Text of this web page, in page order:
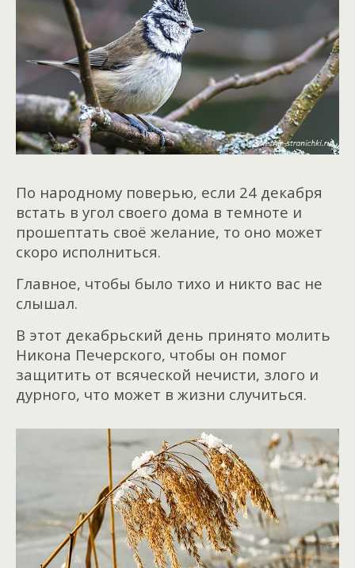
По народному поверью, если 24 декабря
встать в угол своего дома в темноте и
прошептать своё желание, то оно может
скоро исполниться.
Главное, чтобы было тихо и никто вас не
слышал.
В этот декабрьский день принято молить
Никона Печерского, чтобы он помог
защитить от всяческой нечисти, злого и
дурного, что может в жизни случиться.